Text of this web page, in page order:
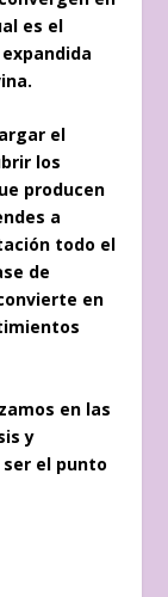
es el
el
los
producen
a
todo el
de
en
en las
y
el punto